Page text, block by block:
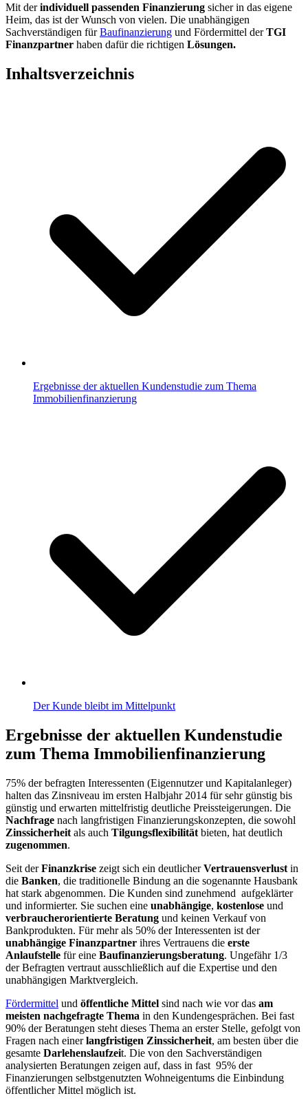
Mit derindividuell passenden Finanzierung sicher in das eigene
Heim, das ist der Wunsch von vielen. Die unabhängigen
Sachverständigen fürBaufinanzierung und Fördermittel derTGI
Finanzpartner haben dafür die richtigen Lösungen.
Inhaltsverzeichnis
Ergebnisse der aktuellen Kundenstudie zum Thema
Immobilienfinanzierung
Der Kunde bleibt im Mittelpunkt
Ergebnisse der aktuellen Kundenstudie
zum Thema Immobilienfinanzierung
75% der befragten Interessenten (Eigennutzer und Kapitalanleger)
halten das Zinsniveau im ersten Halbjahr 2014 für sehr günstig bis
günstig und erwarten mittelfristig deutliche Preissteigerungen. Die
Nachfrage nach langfristigen Finanzierungskonzepten, die sowohl
Zinssicherheit als auch Tilgungsflexibilität bieten, hat deutlich
zugenommen.
Seit derFinanzkrise zeigt sich ein deutlicherVertrauensverlust in
die Banken, die traditionelle Bindung an die sogenannte Hausbank
hat stark abgenommen. Die Kunden sind zunehmend aufgeklärter
und informierter. Sie suchen eine unabhängige, kostenlose und
verbraucherorientierte Beratung und keinen Verkauf von
Bankprodukten. Für mehr als 50% der Interessenten ist der
unabhängige Finanzpartner ihres Vertrauens die erste
Anlaufstelle für eine Baufinanzierungsberatung. Ungefähr 1/3
der Befragten vertraut ausschließlich auf die Expertise und den
unabhängigen Marktvergleich.
Fördermittel und öffentliche Mittel sind nach wie vor das am
meisten nachgefragte Thema in den Kundengesprächen. Bei fast
90% der Beratungen steht dieses Thema an erster Stelle, gefolgt von
Fragen nach einerlangfristigen Zinssicherheit, am besten über die
gesamte Darlehenslaufzeit. Die von den Sachverständigen
analysierten Beratungen zeigen auf, dass in fast 95% der
Finanzierungen selbstgenutzten Wohneigentums die Einbindung
öffentlicher Mittel möglich ist.